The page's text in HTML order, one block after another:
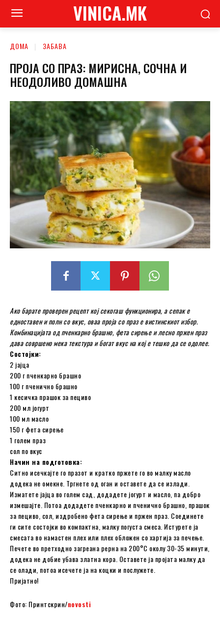
VINICA.MK
ДОМА ЗАБАВА
ПРОЈА СО ПРАЗ: МИРИСНА, СОЧНА И
НЕОДОЛИВО ДОМАШНА
Ако барате проверен рецепт кој секогаш функционира, а сепак е
едноставен и полн со вкус, оваа проја со праз е вистинскиот избор.
Комбинацијата од пченкарно брашно, фета сирење и лесно пржен праз
дава совршено мека текстура и богат вкус на кој е тешко да се одолее.
Состојки:
2 јајца
200 г пченкарно брашно
100 г пченично брашно
1 кесичка прашок за пециво
200 мл јогурт
100 мл масло
150 г фета сирење
1 голем праз
сол по вкус
Начин на подготовка:
Ситно исечкајте го празот и кратко пржете го во малку масло
додека не омекне. Тргнете од оган и оставете да се излади.
Изматете јајца во голем сад, додадете јогурт и масло, па добро
измешајте. Потоа додадете пченкарно и пченично брашно, прашок
за пециво, сол, издробено фета сирење и пржен праз. Соединете
ги сите состојки во компактна, малку погуста смеса. Истурете ја
смесата во намастен плех или плех обложен со хартија за печење.
Печете во претходно загреана рерна на 200°C околу 30-35 минути,
додека не добие убава златна кора. Оставете ја пројата малку да
се олади, потоа исечете ја на коцки и послужете.
Пријатно!
Фото: Принтскрин/novosti